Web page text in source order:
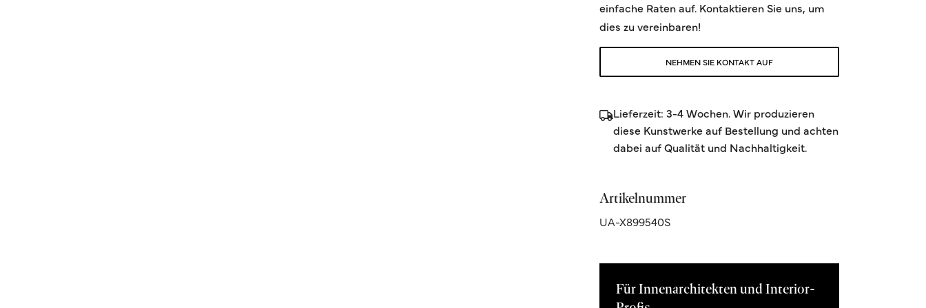
einfache Raten auf. Kontaktieren Sie uns, um
dies zu vereinbaren!
NEHMEN SIE KONTAKT AUF
Lieferzeit: 3-4 Wochen. Wir produzieren
diese Kunstwerke auf Bestellung und achten
dabei auf Qualität und Nachhaltigkeit.
Artikelnummer
UA-X899540S
Für Innenarchitekten und Interior-